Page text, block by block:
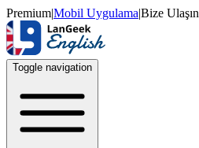
Premium|Mobil Uygulama|Bize Ulaşın
Toggle navigation